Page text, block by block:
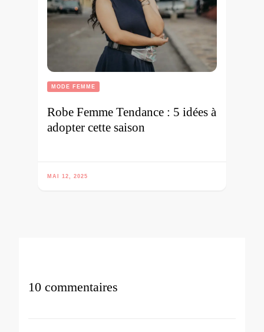
MODE FEMME
Robe Femme Tendance : 5 idées à
adopter cette saison
MAI 12, 2025
10 commentaires